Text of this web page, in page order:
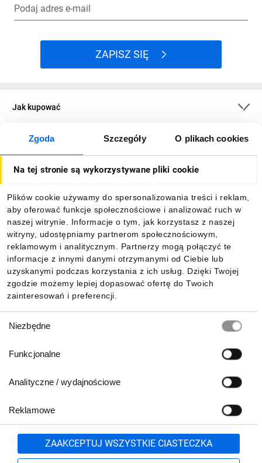
Zgoda Szczegóły O plikach cookies
Na tej stronie są wykorzystywane pliki cookie
Plików cookie używamy do spersonalizowania treści i reklam,
aby oferować funkcje społecznościowe i analizować ruch w
naszej witrynie. Informacje o tym, jak korzystasz z naszej
witryny, udostępniamy partnerom społecznościowym,
reklamowym i analitycznym. Partnerzy mogą połączyć te
informacje z innymi danymi otrzymanymi od Ciebie lub
uzyskanymi podczas korzystania z ich usług. Dzięki Twojej
zgodzie możemy lepiej dopasować ofertę do Twoich
zainteresowań i preferencji.
zgody
Niezbędne
Funkcjonalne
Analityczne / wydajnościowe
Reklamowe
ZAAKCEPTUJ WSZYSTKIE CIASTECZKA
Podaj adres e-mail
ZAPISZ SIĘ
Jak kupować
O firmie
Informacje
Pobierz naszą aplikację mobilną:
801 500 700 lub
71 37 61 600